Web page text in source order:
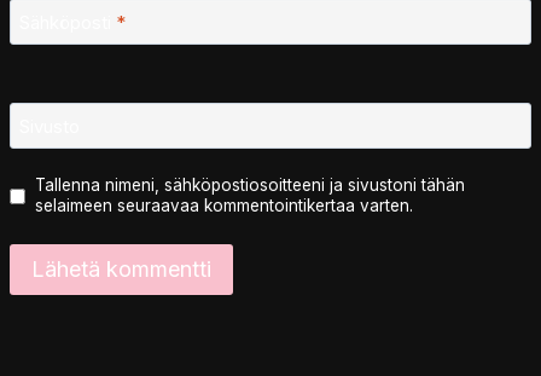
*
Tallenna nimeni, sähköpostiosoitteeni ja sivustoni tähän
selaimeen seuraavaa kommentointikertaa varten.